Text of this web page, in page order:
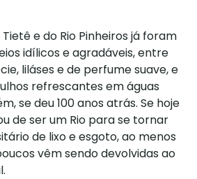
e do Rio Pinheiros já foram
idílicos e agradáveis, entre
liláses e de perfume suave, e
refrescantes em águas
se deu 100 anos atrás. Se hoje
de ser um Rio para se tornar
de lixo e esgoto, ao menos
vêm sendo devolvidas ao